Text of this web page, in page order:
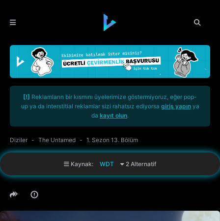
[!] Reklamların bir kısmını üyelerimize göstermiyoruz, eğer pop-
up ya da interstitial reklamlar sizi rahatsız ediyorsa giriş yapınya
da kayıt olun.
Diziler The Untamed 1. Sezon 13. Bölüm
Kaynak: WDT 2 Alternatif